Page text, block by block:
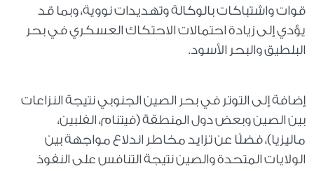
قوات واشتباكات بالوكالة وتهديدات نووية، وبما قد
يؤدي إلى زيادة احتمالات الاحتكاك العسكري في بحر
البلطيق والبحر الأسود.
إضافة إلى التوتر في بحر الصين الجنوبي نتيجة النزاعات
بين الصين وبعض دول المنطقة (فيتنام، الفلبين،
ماليزيا)، فضلًا عن تزايد مخاطر اندلاع مواجهة بين
الولايات المتحدة والصين نتيجة التنافس على النفوذ